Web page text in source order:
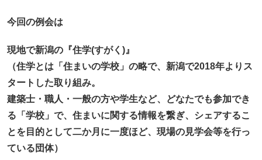
今回の例会は
現地で新潟の『住学(すがく)』
（住学とは「住まいの学校」の略で、新潟で2018年よりス
タートした取り組み。
建築士・職人・一般の方や学生など、どなたでも参加でき
る「学校」で、住まいに関する情報を繋ぎ、シェアするこ
とを目的として二か月に一度ほど、現場の見学会等を行っ
ている団体）